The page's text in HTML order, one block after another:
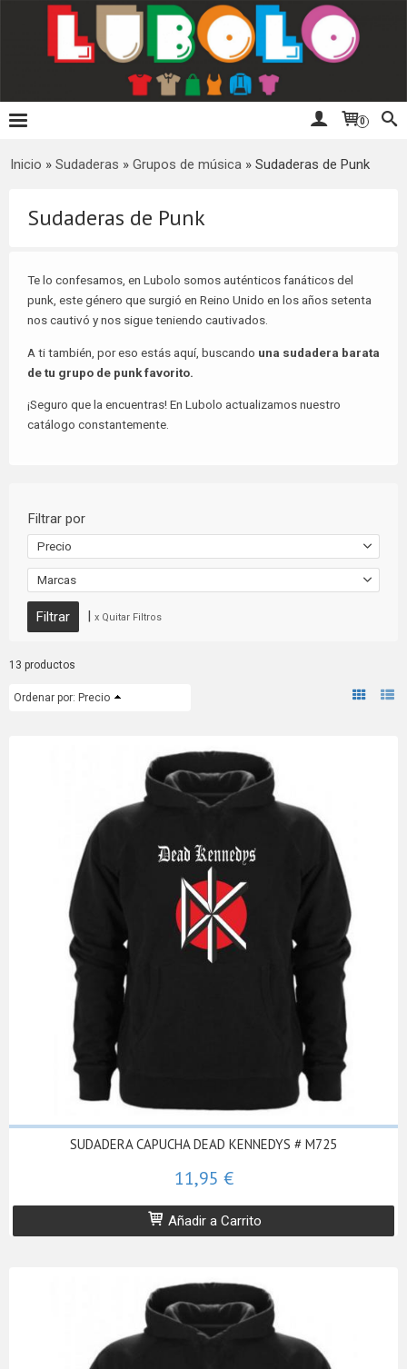
0
Inicio » Sudaderas » Grupos de música » Sudaderas de Punk
Sudaderas de Punk
Te lo confesamos, en Lubolo somos auténticos fanáticos del
punk, este género que surgió en Reino Unido en los años setenta
nos cautivó y nos sigue teniendo cautivados.
A ti también, por eso estás aquí, buscando una sudadera barata
de tu grupo de punk favorito.
¡Seguro que la encuentras! En Lubolo actualizamos nuestro
catálogo constantemente.
Filtrar por
Precio
Marcas
| x Quitar Filtros
13 productos
Ordenar por: Precio
SUDADERA CAPUCHA DEAD KENNEDYS # M725
11,95 €
Añadir a Carrito